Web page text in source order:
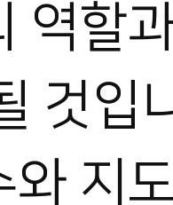
역할
것입
와 지